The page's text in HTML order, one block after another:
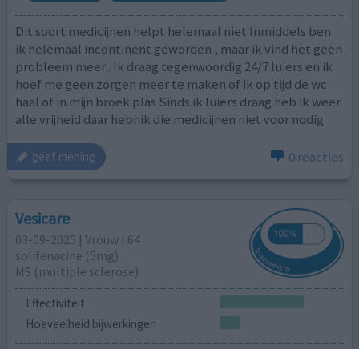
Dit soort medicijnen helpt helemaal niet Inmiddels ben
ik helemaal incontinent geworden , maar ik vind het geen
probleem meer . Ik draag tegenwoordig 24/7 luiers en ik
hoef me geen zorgen meer te maken of ik op tijd de wc
haal of in.mijn broek.plas Sinds ik luiers draag heb ik weer
alle vrijheid daar hebnik die medicijnen niet voor nodig
geef mening 0 reacties
Vesicare
03-09-2025 | Vrouw | 64
solifenacine (5mg)
MS (multiple sclerose)
Effectiviteit
Hoeveelheid bijwerkingen